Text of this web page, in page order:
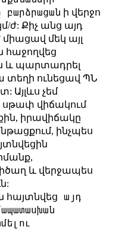
բարձրացան ի վերջո
ժ: Քիչ անց այդ
մեկ այլ
հաջողվեց
և պարտադրել
տեղի ունեցավ ՊՆ
Այլևս չեմ
վիճակում
իրավիճակը
ինչպես
և վերջապես
հայտնվեց
այդ